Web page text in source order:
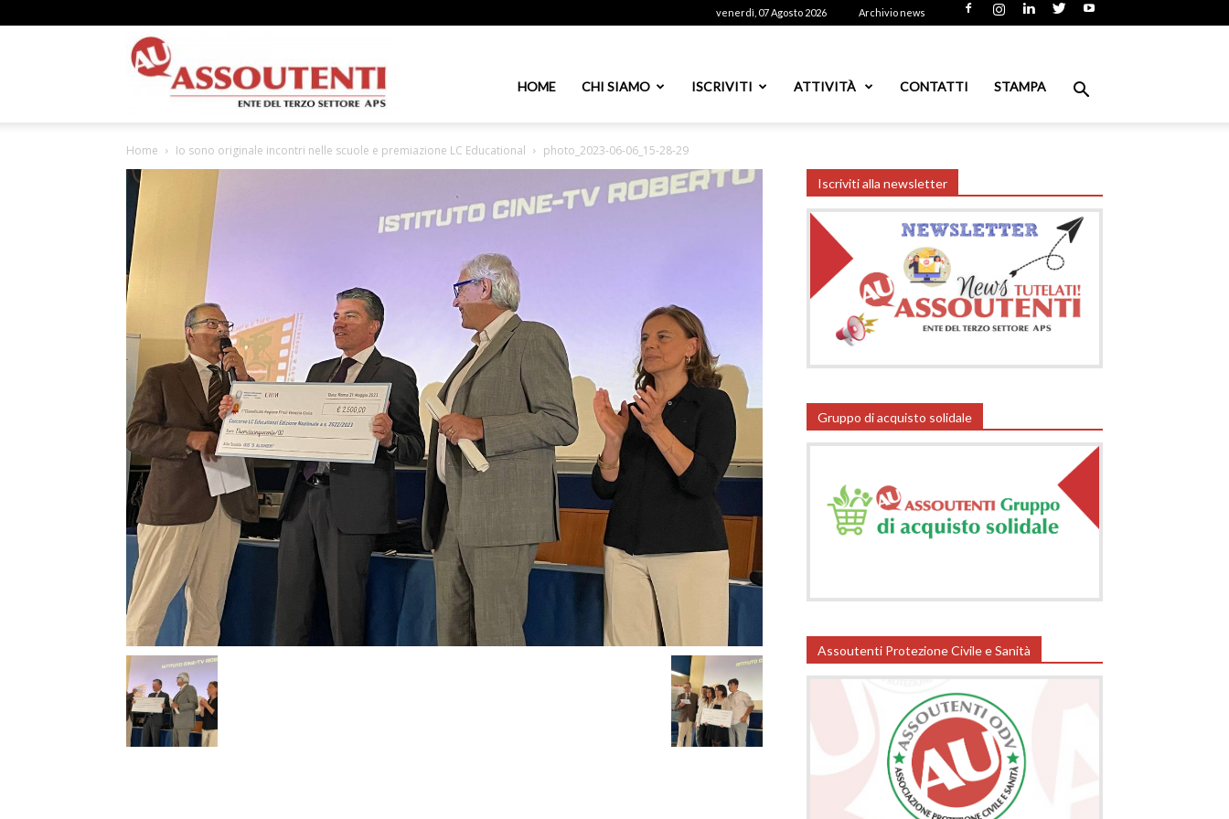
venerdì, 07 Agosto 2026 Archivio news
Nazionale
–
Tutela
i
HOME CHI SIAMO ISCRIVITI ATTIVITÀ CONTATTI STAMPA
Home Io sono originale incontri nelle scuole e premiazione LC Educational photo_2023-06-06_15-28-29
Iscriviti alla newsletter
Gruppo di acquisto solidale
Assoutenti Protezione Civile e Sanità